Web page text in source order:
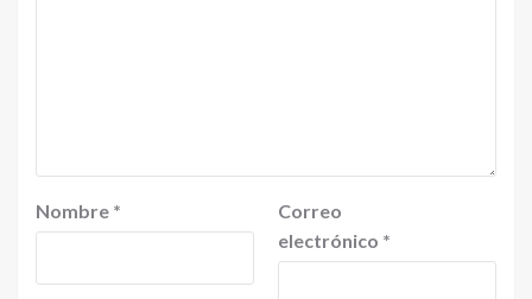
Nombre *
Correo
electrónico *